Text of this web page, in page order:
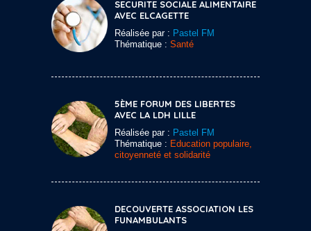
SECURITE SOCIALE ALIMENTAIRE
AVEC ELCAGETTE
Réalisée par : Pastel FM
Thématique : Santé
5ÈME FORUM DES LIBERTES
AVEC LA LDH LILLE
Réalisée par : Pastel FM
Thématique : Education populaire,
citoyenneté et solidarité
DECOUVERTE ASSOCIATION LES
FUNAMBULANTS